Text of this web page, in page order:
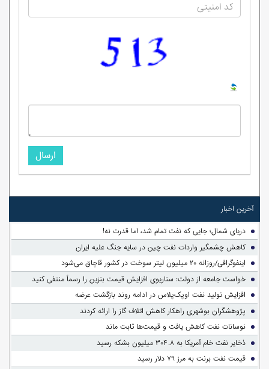
ارسال
آخرین اخبار
دریای شمال؛ جایی که نفت تمام شد، اما قدرت نه!
کاهش چشمگیر واردات نفت چین در سایه جنگ علیه ایران
اینفوگرافی/روزانه ۲۰ میلیون لیتر سوخت در کشور قاچاق می‌شود
خواست جامعه از دولت: سناریوی افزایش قیمت بنزین را رسماً منتفی کنید
افزایش تولید نفت اوپک‌پلاس در ادامه روند بازگشت عرضه
پژوهشگران بوشهری راهکار کاهش اتلاف گاز را ارائه کردند
نوسانات نفت کاهش یافت و قیمت‌ها ثابت ماند
ذخایر نفت خام آمریکا به ۳۰۴.۸ میلیون بشکه رسید
قیمت نفت برنت به مرز ۷۹ دلار رسید